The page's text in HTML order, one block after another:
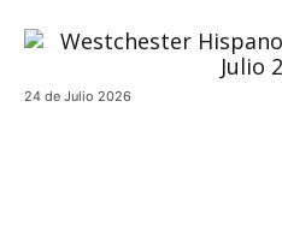
24 de Julio 2026